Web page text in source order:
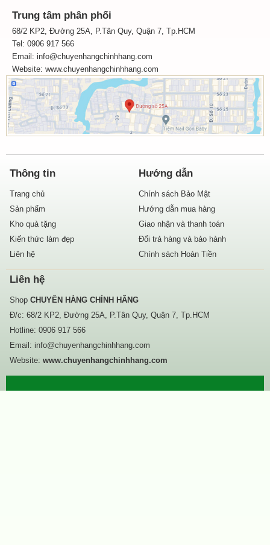
Trung tâm phân phối
68/2 KP2, Đường 25A, P.Tân Quy, Quận 7, Tp.HCM
Tel: 0906 917 566
Email: info@chuyenhangchinhhang.com
Website: www.chuyenhangchinhhang.com
Thông tin
Trang chủ
Sản phẩm
Kho quà tặng
Kiến thức làm đẹp
Liên hệ
Hướng dẫn
Chính sách Bảo Mật
Hướng dẫn mua hàng
Giao nhận và thanh toán
Đổi trả hàng và bảo hành
Chính sách Hoàn Tiền
Liên hệ
Shop CHUYÊN HÀNG CHÍNH HÃNG
Đ/c: 68/2 KP2, Đường 25A, P.Tân Quy, Quận 7, Tp.HCM
Hotline: 0906 917 566
Email: info@chuyenhangchinhhang.com
Website: www.chuyenhangchinhhang.com